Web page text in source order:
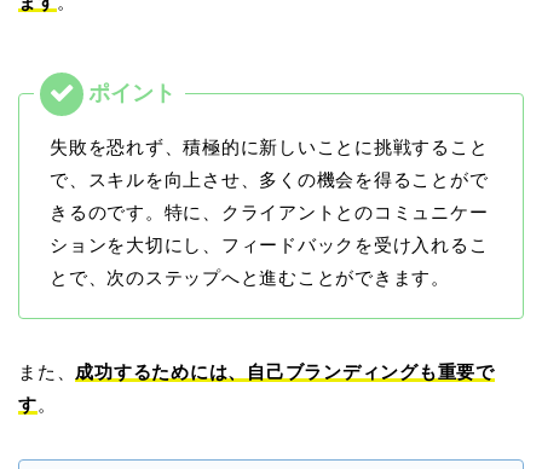
失敗を恐れず、積極的に新しいことに挑戦すること
で、スキルを向上させ、多くの機会を得ることがで
きるのです。特に、クライアントとのコミュニケー
ションを大切にし、フィードバックを受け入れるこ
とで、次のステップへと進むことができます。
また、 成功するためには、自己ブランディングも重要で
す。